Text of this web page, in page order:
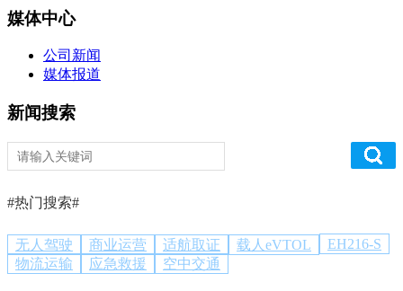
媒体中心
公司新闻
媒体报道
新闻搜索
#热门搜索#
无人驾驶 商业运营 适航取证 载人eVTOL
EH216-S
物流运输
应急救援 空中交通